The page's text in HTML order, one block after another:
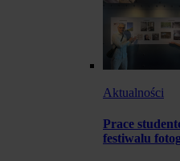
Aktualności
Prace
festiwalu